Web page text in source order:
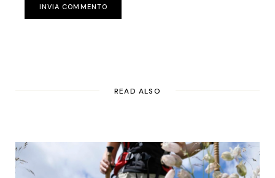
INVIA COMMENTO
READ ALSO